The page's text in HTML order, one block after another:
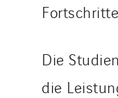
Die
die